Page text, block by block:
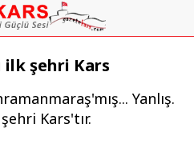
ilk şehri Kars
Yanlış.
Kars'tır.